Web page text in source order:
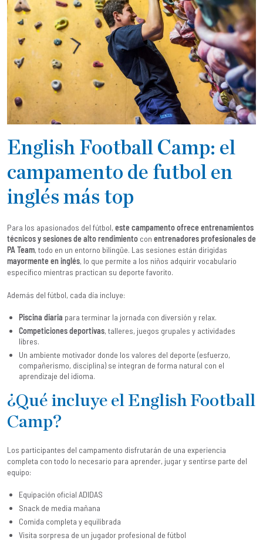
English Football Camp: el
campamento de futbol en
inglés más top
Para los apasionados del fútbol, este campamento ofrece entrenamientos
técnicos y sesiones de alto rendimiento con entrenadores profesionales de
PA Team, todo en un entorno bilingüe. Las sesiones están dirigidas
mayormente en inglés, lo que permite a los niños adquirir vocabulario
específico mientras practican su deporte favorito.
Además del fútbol, cada día incluye:
Piscina diaria para terminar la jornada con diversión y relax.
Competiciones deportivas, talleres, juegos grupales y actividades
libres.
Un ambiente motivador donde los valores del deporte (esfuerzo,
compañerismo, disciplina) se integran de forma natural con el
aprendizaje del idioma.
¿Qué incluye el English Football
Camp?
Los participantes del campamento disfrutarán de una experiencia
completa con todo lo necesario para aprender, jugar y sentirse parte del
equipo:
Equipación oficial ADIDAS
Snack de media mañana
Comida completa y equilibrada
Visita sorpresa de un jugador profesional de fútbol